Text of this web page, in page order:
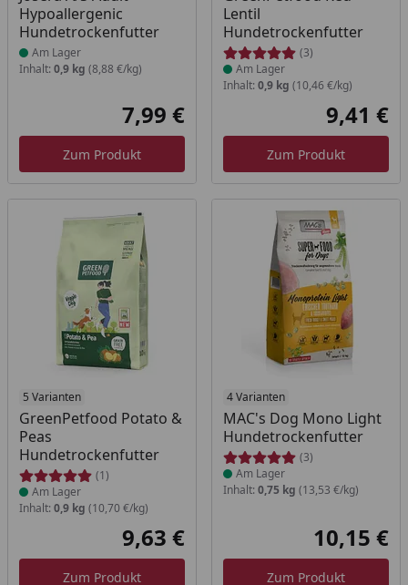
Hypoallergenic
Hundetrockenfutter
Am Lager
Inhalt: 0,9 kg (8,88 €/kg)
Aktueller Preis
7,99 €
Zum Produkt
Lentil
Hundetrockenfutter
(3)
Am Lager
Inhalt: 0,9 kg (10,46 €/kg)
9,41 €
Zum Produkt
5 Varianten
GreenPetfood Potato &
Peas
Hundetrockenfutter
(1)
Produkt am Lager
Am Lager
Inhalt: 0,9 kg (10,70 €/kg)
Aktueller Preis
9,63 €
Zum Produkt
4 Varianten
MAC's Dog Mono Light
Hundetrockenfutter
(3)
Produkt am Lager
Am Lager
Inhalt: 0,75 kg (13,53 €/kg)
10,15 €
Zum Produkt